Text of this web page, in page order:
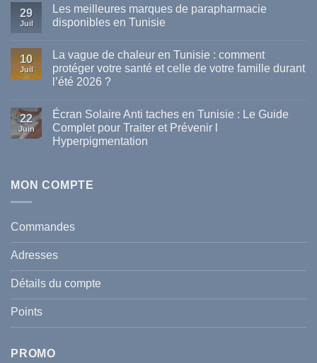
29
Juil
Les meilleures marques de parapharmacie
disponibles en Tunisie
sur
meilleures
marques
disponibles
en
Tunisie
10
Juil
La vague de chaleur en Tunisie : comment
protéger votre santé et celle de votre famille durant
l’été 2026 ?
sur
La
vague
de
comment
et
celle
de
votre
famille
durant
l’été
2026
?
22
Juin
Écran Solaire Anti taches en Tunisie : Le Guide
Complet pour Traiter et Prévenir l
Hyperpigmentation
Écran
Solaire
Tunisie
Guide
Traiter
Prévenir
MON COMPTE
Commandes
Adresses
Détails du compte
Points
PROMO